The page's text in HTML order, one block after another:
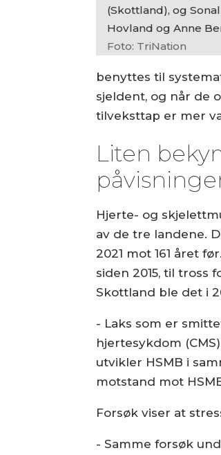
(Skottland), og
Hovland og Anne
Foto: TriNation
benyttes til
sjeldent, og når de
tilveksttap er mer
Liten
Hjerte- og
av de tre landene.
2021 mot 161 året
siden 2015, til tross
Skottland ble det i
- Laks som er
hjertesykdom
utvikler HSMB i
motstand mot
Forsøk viser at
- Samme forsøk